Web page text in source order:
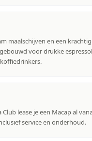
maalschijven en een
voor drukke
Club lease je een Macap al
service en onderhoud.